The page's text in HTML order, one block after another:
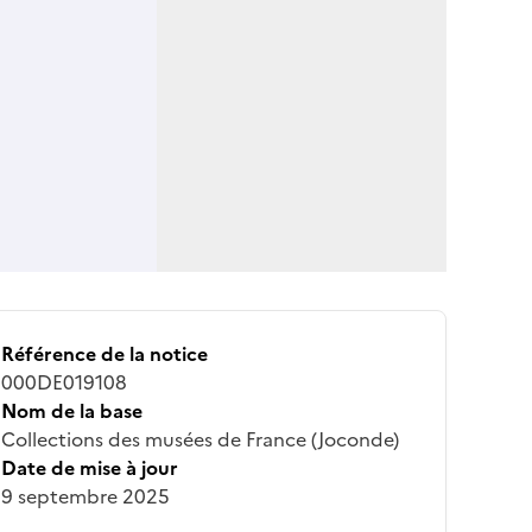
Référence de la notice
000DE019108
Nom de la base
Collections des musées de France (Joconde)
Date de mise à jour
9 septembre 2025